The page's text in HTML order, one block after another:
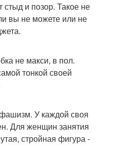
стыд и позор. Такое не
вы не можете или не
не макси, в пол.
тонкой своей
У каждой своя
Для женщин занятия
стройная фигура -